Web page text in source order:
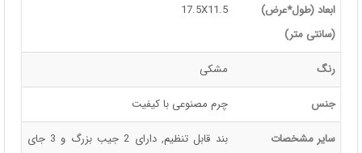
ابعاد (طول*عرض)
(سانتی متر)
17.5X11.5
رنگ مشکی
جنس چرم مصنوعی با کیفیت
سایر مشخصات
بند قابل تنظیم, دارای 2 جیب بزرگ و 3 جای